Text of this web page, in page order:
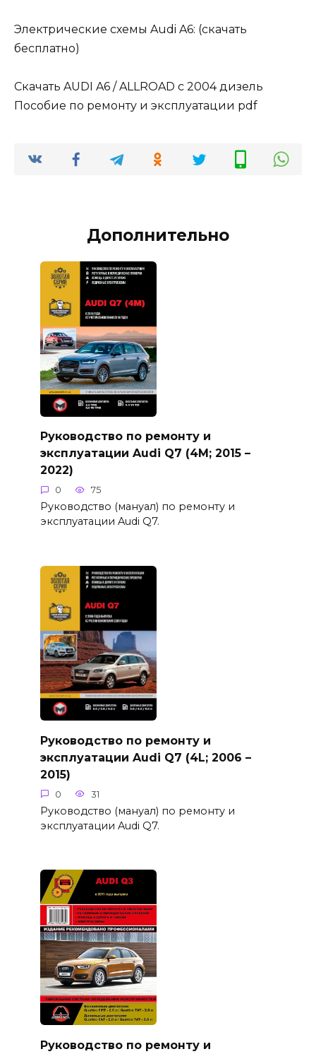
Электрические схемы Audi A6: (скачать
бесплатно)
Скачать AUDI A6 / ALLROAD с 2004 дизель
Пособие по ремонту и эксплуатации pdf
Дополнительно
Руководство по ремонту и
эксплуатации Audi Q7 (4M; 2015 –
2022)
0 75
Руководство (мануал) по ремонту и
эксплуатации Audi Q7.
Руководство по ремонту и
эксплуатации Audi Q7 (4L; 2006 –
2015)
0 31
Руководство (мануал) по ремонту и
эксплуатации Audi Q7.
Руководство по ремонту и